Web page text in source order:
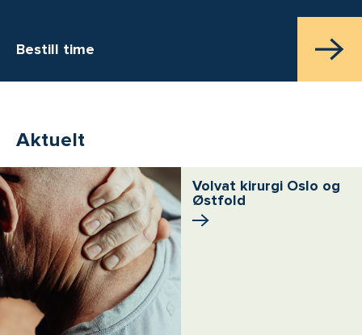
Bestill time
Aktuelt
Volvat kirurgi Oslo og
Østfold